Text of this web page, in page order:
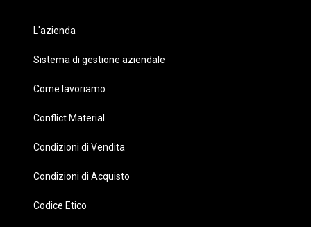
L'azienda
Sistema di gestione aziendale
Come lavoriamo
Conflict Material
Condizioni di Vendita
Condizioni di Acquisto
Codice Etico